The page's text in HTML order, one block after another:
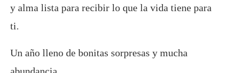
y alma lista para recibir lo que la vida tiene para
ti.
Un año lleno de bonitas sorpresas y mucha